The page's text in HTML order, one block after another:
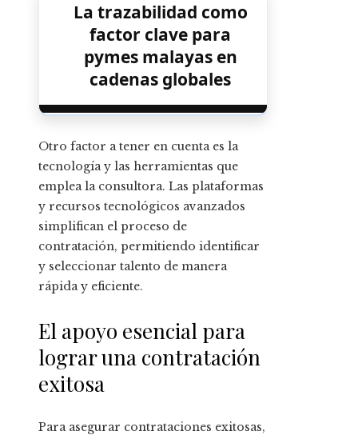
La trazabilidad como
factor clave para
pymes malayas en
cadenas globales
Otro factor a tener en cuenta es la
tecnología y las herramientas que
emplea la consultora. Las plataformas
y recursos tecnológicos avanzados
simplifican el proceso de
contratación, permitiendo identificar
y seleccionar talento de manera
rápida y eficiente.
El apoyo esencial para
lograr una contratación
exitosa
Para asegurar contrataciones exitosas,